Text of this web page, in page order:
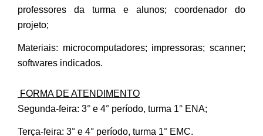
professores da turma e alunos; coordenador do
projeto;
Materiais: microcomputadores; impressoras; scanner;
softwares indicados.
FORMA DE ATENDIMENTO
Segunda-feira: 3° e 4° período, turma 1° ENA;
Terça-feira: 3° e 4° período, turma 1° EMC.